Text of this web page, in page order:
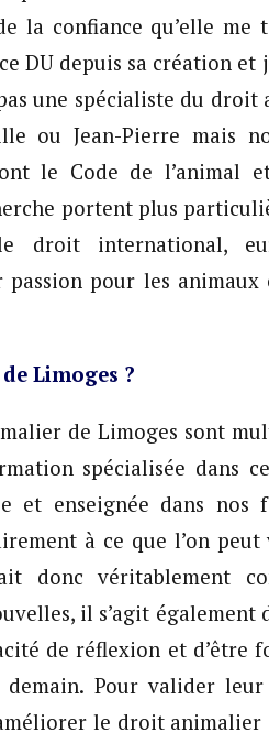
la confiance qu’elle me
DU depuis sa création
une spécialiste du
ou Jean-Pierre mais
le Code de l’animal
portent plus
droit international,
passion pour les
Limoges ?
de Limoges sont
spécialisée dans
enseignée dans nos
à ce que l’on peut
donc véritablement
il s’agit
de réflexion et d’être
Pour valider
le droit